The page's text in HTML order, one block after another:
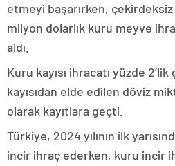
etmeyi başarırken,
milyon dolarlık kuru meyve
aldı.
Kuru kayısı ihracatı yüzde
kayısıdan elde edilen döviz
olarak kayıtlara geçti.
Türkiye, 2024 yılının ilk
incir ihraç ederken, kuru incir